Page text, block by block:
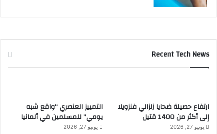
Recent Tech News
ارتفاع حصيلة ضحايا زلزالي فنزويلا
إلى أكثر من 1400 قتيل
يونيو 27, 2026
التمييز العنصري “واقع شبه
يومي” للمسلمين في ألمانيا
يونيو 27, 2026